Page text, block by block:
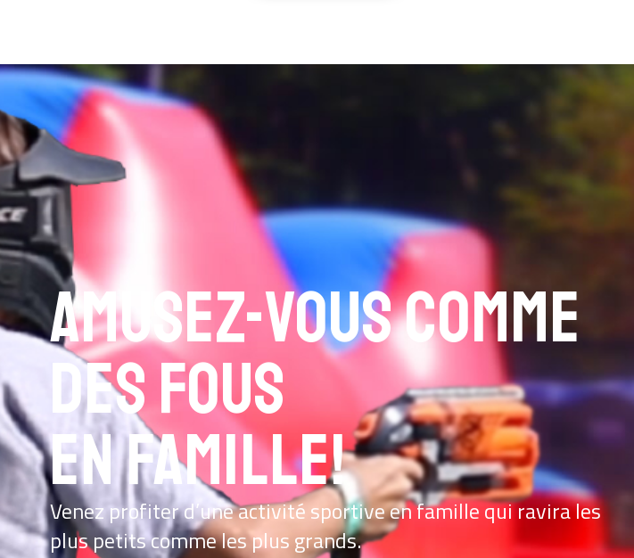
Amusez-vous comme
des fous
en famille!
Venez profiter d’une activité sportive en famille qui ravira les
plus petits comme les plus grands.